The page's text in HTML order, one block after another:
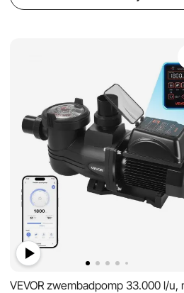
VEVOR zwembadpomp 33.000 l/u,